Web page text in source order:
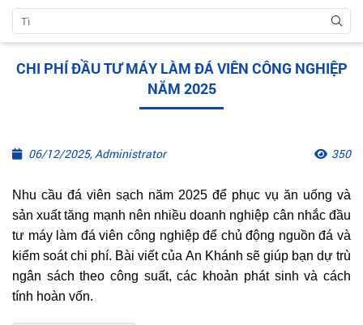
CHI PHÍ ĐẦU TƯ MÁY LÀM ĐÁ VIÊN CÔNG NGHIỆP
NĂM 2025
06/12/2025, Administrator 350
Nhu cầu đá viên sạch năm 2025 để phục vụ ăn uống và
sản xuất tăng mạnh nên nhiều doanh nghiệp cân nhắc đầu
tư máy làm đá viên công nghiệp để chủ động nguồn đá và
kiểm soát chi phí. Bài viết của An Khánh sẽ giúp bạn dự trù
ngân sách theo công suất, các khoản phát sinh và cách
tính hoàn vốn.